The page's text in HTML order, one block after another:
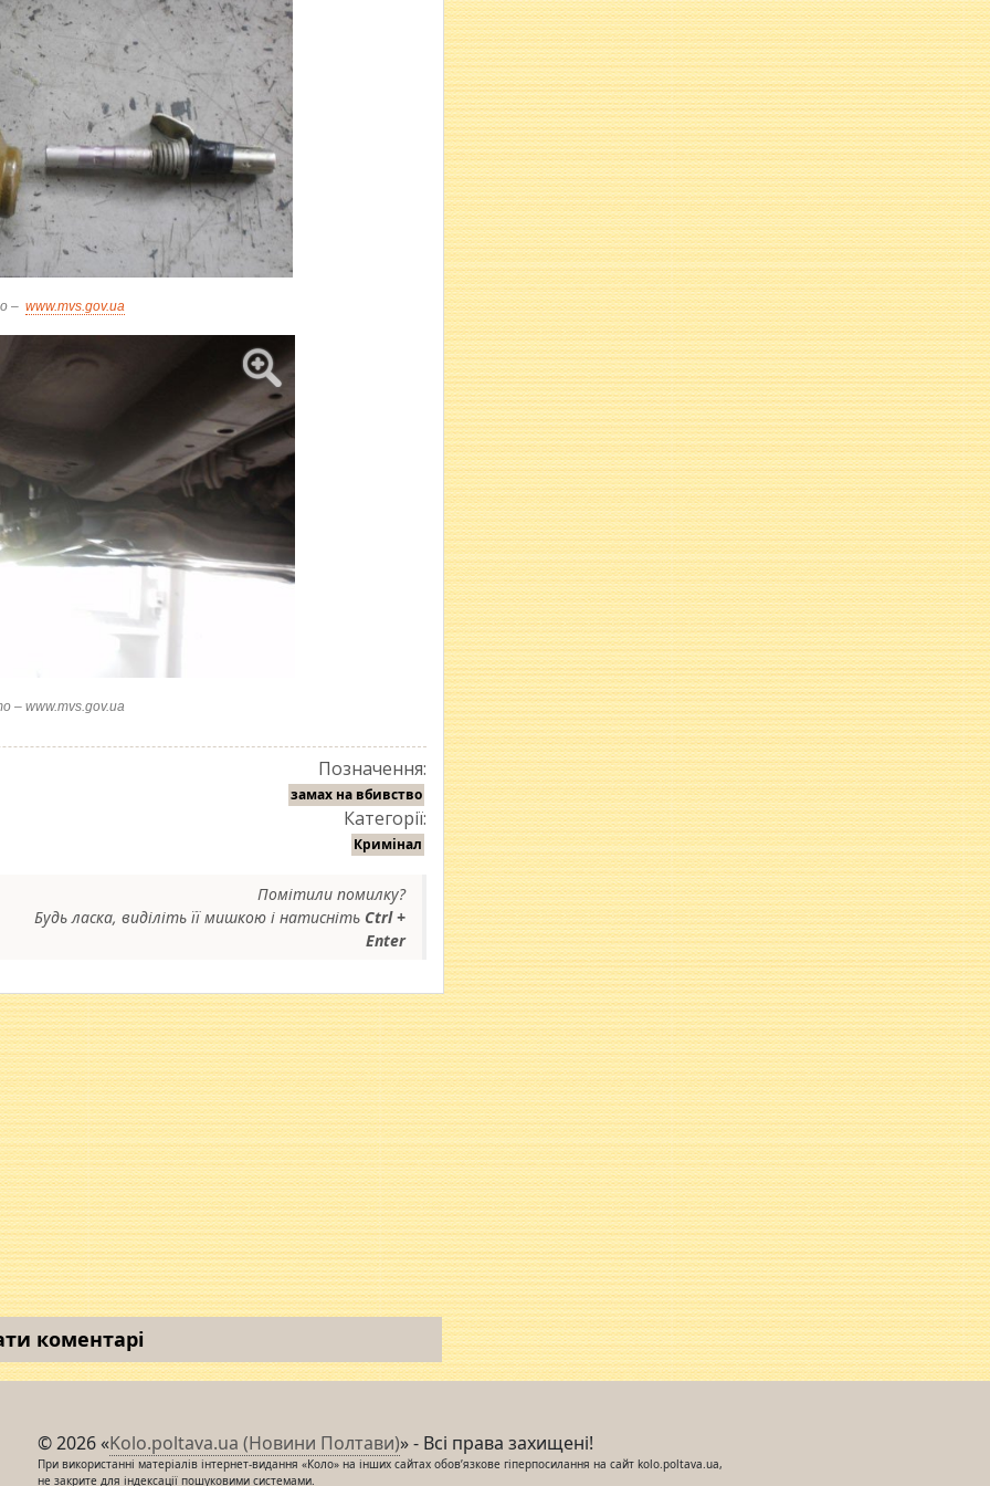
– www.mvs.gov.ua
– www.mvs.gov.ua
Позначення:
замах на вбивство
Категорії:
Кримінал
Помітили помилку?
Будь ласка, виділіть її мишкою і натисніть Ctrl +
Enter
коментарі
© 2026 «Kolo.poltava.ua (Новини Полтави)» - Всі права захищені!
При використанні матеріалів інтернет-видання «Коло» на інших сайтах обов’язкове гіперпосилання на сайт kolo.poltava.ua,
не закрите для індексації пошуковими системами.